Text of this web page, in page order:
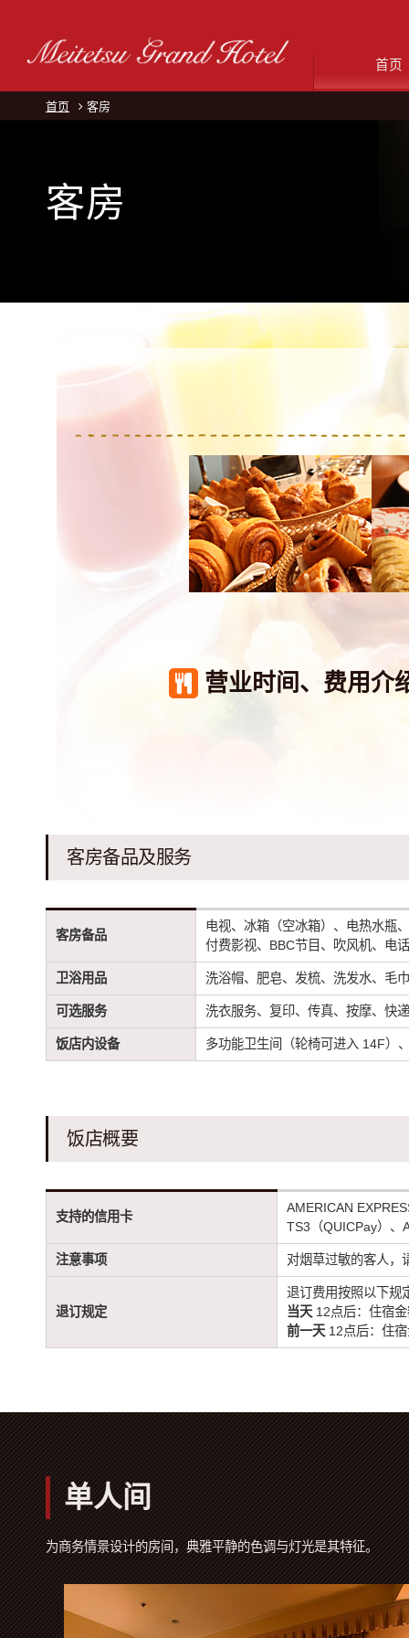
首页
首页 客房
客房
营业时间、费用介
客房备品及服务
客房备品
电视、冰箱（空冰箱）、电热水瓶
付费影视、BBC节目、吹风机、电
卫浴用品 洗浴帽、肥皂、发梳、洗发水、毛
可选服务 洗衣服务、复印、传真、按摩、快
饭店内设备 多功能卫生间（轮椅可进入 14F）
饭店概要
支持的信用卡
AMERICAN
TS3（QUICPay）、
注意事项 对烟草过敏的客人，
退订规定
退订费用按照以下规
当天 12点后：住宿
前一天 12点后：住
单人间
为商务情景设计的房间，典雅平静的色调与灯光是其特征。